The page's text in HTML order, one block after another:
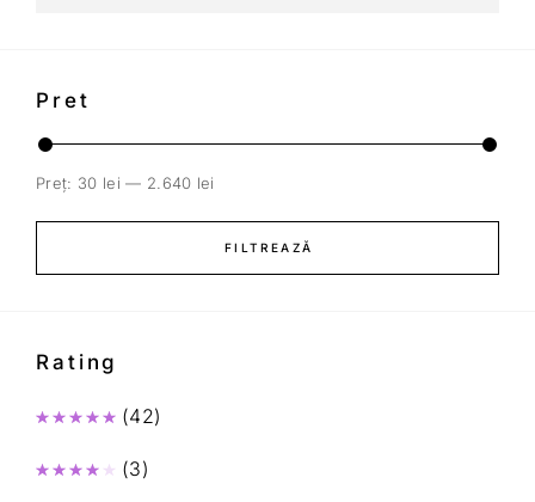
Pret
FILTREAZĂ
Preț: 30 lei — 2.640 lei
Rating
Evaluat la
(42)
Evaluat la
(3)